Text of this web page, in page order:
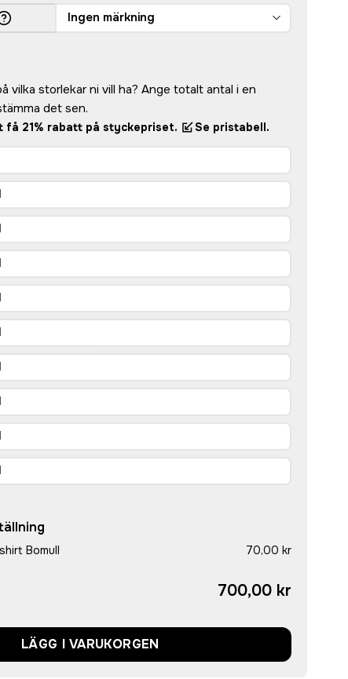
Ingen märkning
vilka storlekar ni vill ha? Ange totalt antal i en
det sen.
21% rabatt på styckepriset. Se pristabell.
Bomull 70,00 kr
700,00 kr
LÄGG I VARUKORGEN